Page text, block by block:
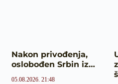
Nakon privođenja,
oslobođen Srbin iz…
05.08.2026. 21:48